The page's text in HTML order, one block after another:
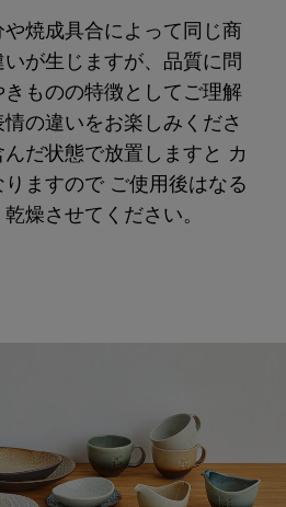
焼成具合によって同じ商
が生じますが、品質に問
ものの特徴としてご理解
の違いをお楽しみくださ
だ状態で放置しますと カ
ますので ご使用後はなる
燥させてください。